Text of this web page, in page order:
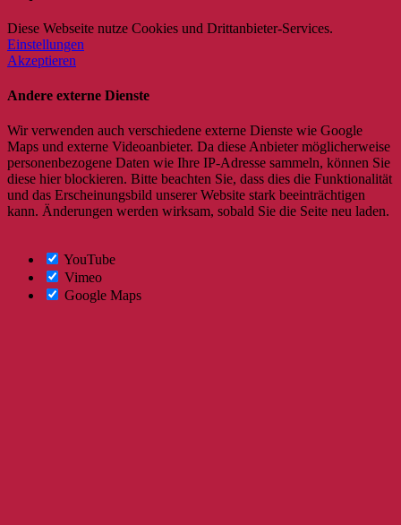
Diese Webseite nutze Cookies und Drittanbieter-Services.
Einstellungen
Akzeptieren
Andere externe Dienste
Wir verwenden auch verschiedene externe Dienste wie Google
Maps und externe Videoanbieter. Da diese Anbieter möglicherweise
personenbezogene Daten wie Ihre IP-Adresse sammeln, können Sie
diese hier blockieren. Bitte beachten Sie, dass dies die Funktionalität
und das Erscheinungsbild unserer Website stark beeinträchtigen
kann. Änderungen werden wirksam, sobald Sie die Seite neu laden.
YouTube
Vimeo
Google Maps